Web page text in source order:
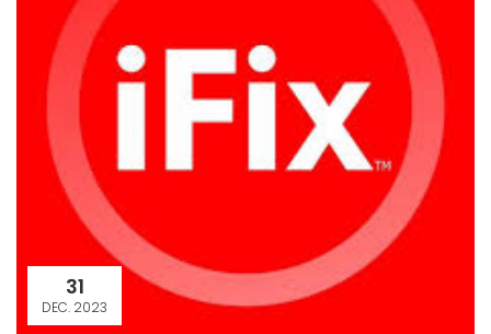
31
DEC. 2023